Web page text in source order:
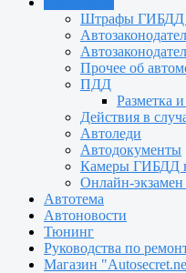
Штрафы ГИБДД
Прочее об
ПДД
Разметка
Действия в
Автоледи
Автодокументы
Камеры ГИБДД
Онлайн-
Автотема
Автоновости
Тюнинг
Руководства по
Магазин